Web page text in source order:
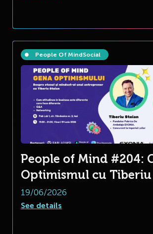
People Of MindSocial
People of Mind #204:
Optimismul cu
19/06/2026
See details